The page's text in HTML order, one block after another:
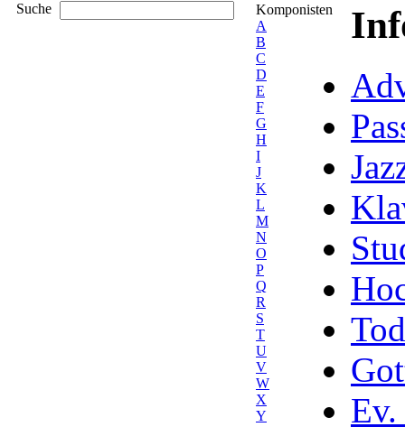
Suche
Komponisten
A
B
C
D
E
F
G
H
I
J
K
L
M
N
O
P
Q
R
S
T
U
V
W
X
Y
Ev.